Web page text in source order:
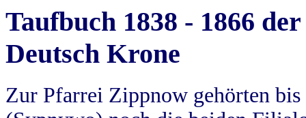
Taufbuch 1838 - 1866
Deutsch Krone
Zur Pfarrei Zippnow gehörten